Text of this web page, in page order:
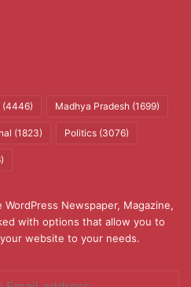
(4446) Madhya Pradesh (1699)
(1823) Politics (3076)
WordPress Newspaper, Magazine,
with options that allow you to
website to your needs.